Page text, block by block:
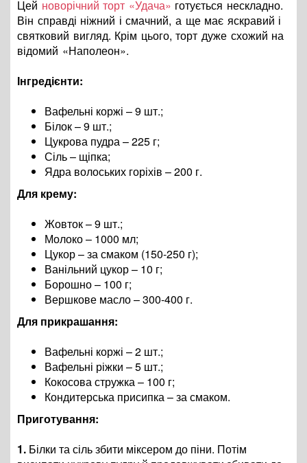
Цей новорічний торт «Удача» готується нескладно.
Він справді ніжний і смачний, а ще має яскравий і
святковий вигляд. Крім цього, торт дуже схожий на
відомий «Наполеон».
Інгредієнти:
Вафельні коржі – 9 шт.;
Білок – 9 шт.;
Цукрова пудра – 225 г;
Сіль – щіпка;
Ядра волоських горіхів – 200 г.
Для крему:
Жовток – 9 шт.;
Молоко – 1000 мл;
Цукор – за смаком (150-250 г);
Ванільний цукор – 10 г;
Борошно – 100 г;
Вершкове масло – 300-400 г.
Для прикрашання:
Вафельні коржі – 2 шт.;
Вафельні ріжки – 5 шт.;
Кокосова стружка – 100 г;
Кондитерська присипка – за смаком.
Приготування:
1. Білки та сіль збити міксером до піни. Потім